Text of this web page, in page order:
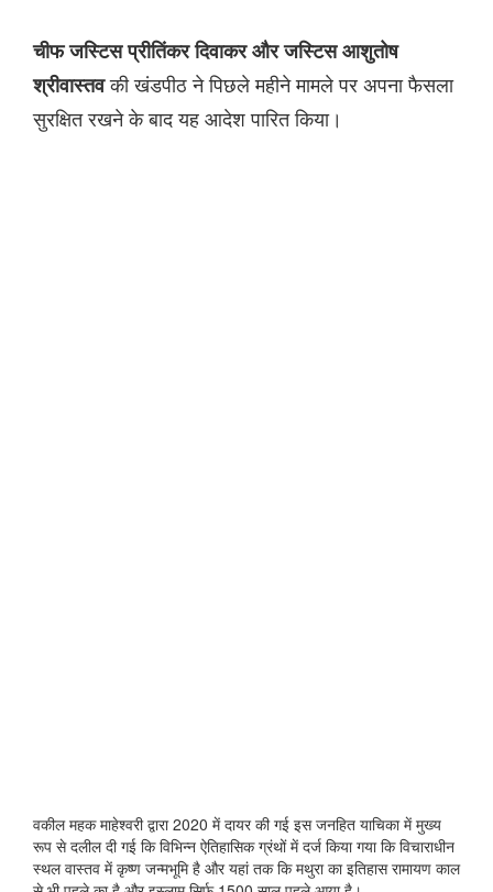
चीफ जस्टिस प्रीतिंकर दिवाकर और जस्टिस आशुतोष
श्रीवास्तवकी खंडपीठ ने पिछले महीने मामले पर अपना फैसला
सुरक्षित रखने के बाद यह आदेश पारित किया।
वकील महक माहेश्वरी द्वारा 2020 में दायर की गई इस जनहित याचिका में मुख्य
रूप से दलील दी गई कि विभिन्न ऐतिहासिक ग्रंथों में दर्ज किया गया कि विचाराधीन
स्थल वास्तव में कृष्ण जन्मभूमि है और यहां तक कि मथुरा का इतिहास रामायण काल